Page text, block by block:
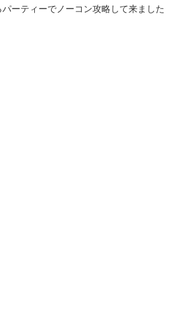
ーティーでノーコン攻略して来ました